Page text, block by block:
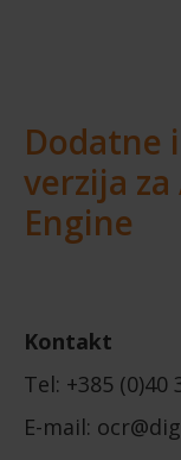
Dodatne
verzija za
Engine
Kontakt
Tel: +385 (0)40
E-mail: